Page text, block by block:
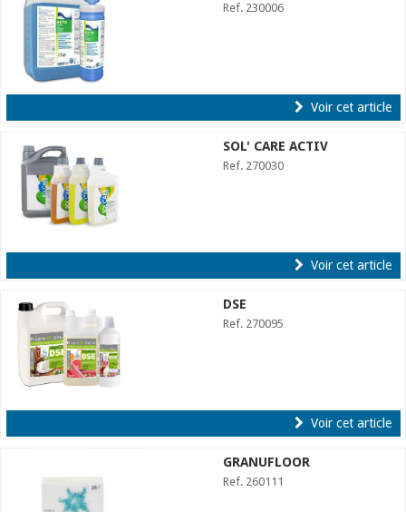
Ref. 230006
Voir cet article
SOL' CARE ACTIV
Ref. 270030
Voir cet article
DSE
Ref. 270095
Voir cet article
GRANUFLOOR
Ref. 260111